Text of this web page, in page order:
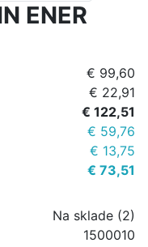
ENER
€ 99,60
€ 22,91
€ 122,51
€ 59,76
€ 13,75
€ 73,51
Na sklade (2)
1500010